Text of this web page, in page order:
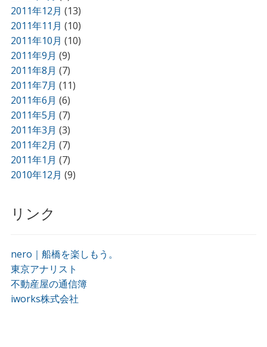
2011年12月 (13)
2011年11月 (10)
2011年10月 (10)
2011年9月 (9)
2011年8月 (7)
2011年7月 (11)
2011年6月 (6)
2011年5月 (7)
2011年3月 (3)
2011年2月 (7)
2011年1月 (7)
2010年12月 (9)
リンク
nero｜船橋を楽しもう。
東京アナリスト
不動産屋の通信簿
iworks株式会社